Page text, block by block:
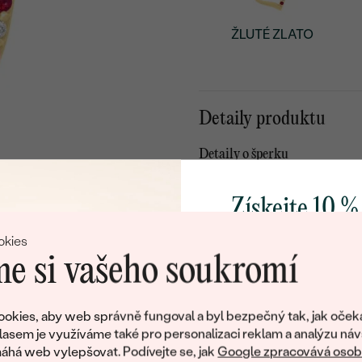
si vašeho soukromí
aby web správně fungoval a byl bezpečný tak, jak
je využíváme také pro personalizaci reklam a analýzu
web vylepšovat. Podívejte se, jakGoogle zpracovává
ŽLUTÉ ZLATO
Detaily produktu
Detaily o šperku
PŮVOD KOVU :
TYP OSAZENÍ:
POVRCH KOVU:
RHODIUM:
Získejte 10
poctivě vyráběných
Jako dárek na
zašleme slevový kód